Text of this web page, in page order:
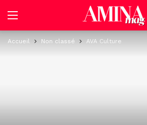
Accueil Non classé AVA Culture